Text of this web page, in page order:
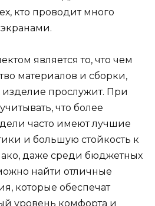
кто проводит много
является то, что чем
материалов и сборки,
прослужит. При
что более
часто имеют лучшие
и большую стойкость к
даже среди бюджетных
найти отличные
которые обеспечат
уровень комфорта и